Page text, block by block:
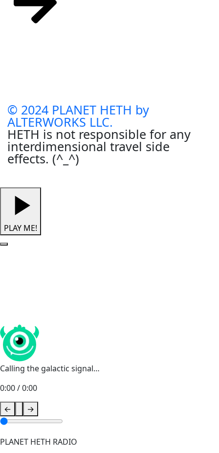
© 2024 PLANET HETH by
ALTERWORKS LLC.
HETH is not responsible for any
interdimensional travel side
effects. (^_^)
PLAY ME!
Calling the galactic signal…
0:00/0:00
←
→
PLANET HETH RADIO